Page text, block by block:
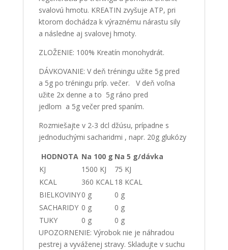
svalovú hmotu. KREATIN zvyšuje ATP, pri
ktorom dochádza k výraznému nárastu sily
a následne aj svalovej hmoty.
ZLOŽENIE: 100% Kreatín monohydrát.
DÁVKOVANIE: V deň tréningu užite 5g pred
a 5g po tréningu príp. večer. V deň voľna
užite 2x denne a to 5g ráno pred
jedlom a 5g večer pred spaním.
Rozmiešajte v 2-3 dcl džúsu, prípadne s
jednoduchými sacharidmi , napr. 20g glukózy
HODNOTA Na 100 g Na 5 g/dávka
KJ
1500 KJ
75 KJ
KCAL
360 KCAL 18 KCAL
BIELKOVINY0 g
0 g
SACHARIDY 0 g
0 g
TUKY
0 g
0 g
UPOZORNENIE: Výrobok nie je náhradou
pestrej a vyváženej stravy. Skladujte v suchu